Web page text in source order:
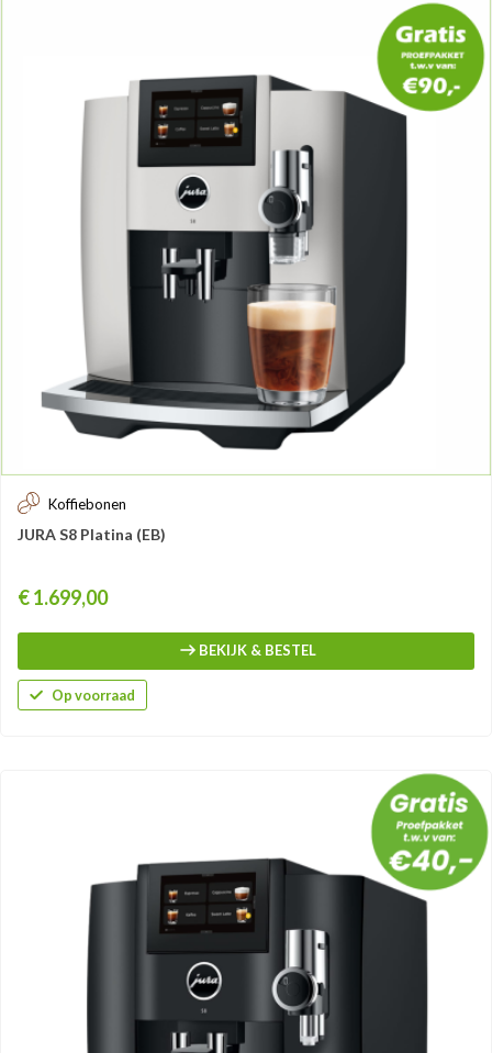
Koffiebonen
JURA S8 Platina (EB)
Prijs
€ 1.699,00
BEKIJK & BESTEL
Op voorraad